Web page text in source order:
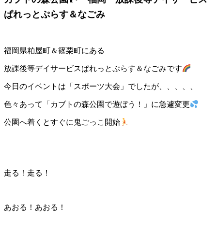
ぱれっとぷらす＆なごみ
福岡県粕屋町＆篠栗町にある
放課後等デイサービスぱれっとぷらす＆なごみです
今日のイベントは「スポーツ大会」でしたが、、、、、
色々あって「カブトの森公園で遊ぼう！」に急遽変更
公園へ着くとすぐに鬼ごっこ開始
走る！走る！
あおる！あおる！